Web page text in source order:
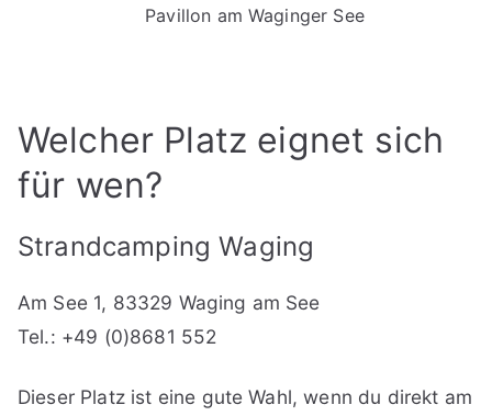
Pavillon am Waginger See
Welcher Platz eignet sich
für wen?
Strandcamping Waging
Am See 1, 83329 Waging am See
Tel.: +49 (0)8681 552
Dieser Platz ist eine gute Wahl, wenn du direkt am